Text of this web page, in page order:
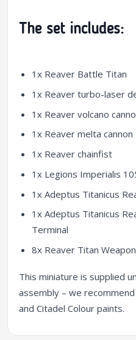
The set includes:
1x Reaver Battle Titan
1x Reaver turbo-laser
1x Reaver volcano
1x Reaver melta cannon
1x Reaver chainfist
1x Legions Imperialis
1x Adeptus Titanicus
1x Adeptus Titanicus
Terminal
8x Reaver Titan
This miniature is supplied
assembly – we
and Citadel Colour paints.